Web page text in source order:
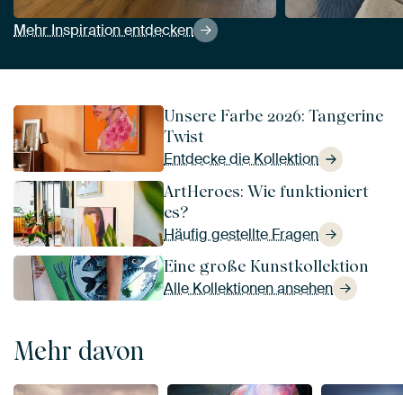
Mehr Inspiration entdecken
Unsere Farbe 2026: Tangerine
Twist
Entdecke die Kollektion
ArtHeroes: Wie funktioniert
es?
Häufig gestellte Fragen
Eine große Kunstkollektion
Alle Kollektionen ansehen
Mehr davon